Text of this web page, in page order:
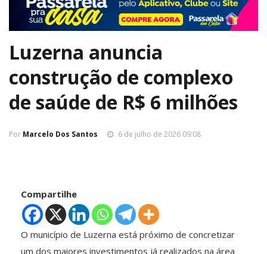
Luzerna anuncia
construção de complexo
de saúde de R$ 6 milhões
Por Marcelo Dos Santos 6 de julho de 2026 09:08
Compartilhe
O município de Luzerna está próximo de concretizar
um dos maiores investimentos já realizados na área